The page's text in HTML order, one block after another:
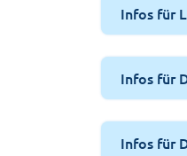
Infos für
Infos für
Infos für